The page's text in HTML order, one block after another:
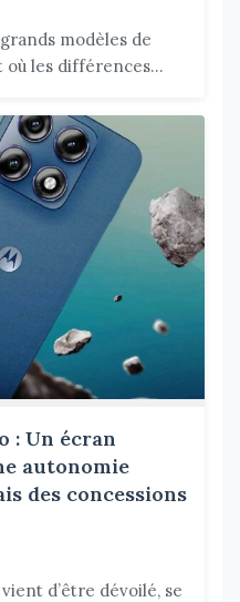
modèles de
les différences...
: Un écran
autonomie
des concessions
d’être dévoilé, se